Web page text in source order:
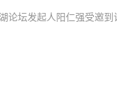
论坛发起人阳仁强受邀